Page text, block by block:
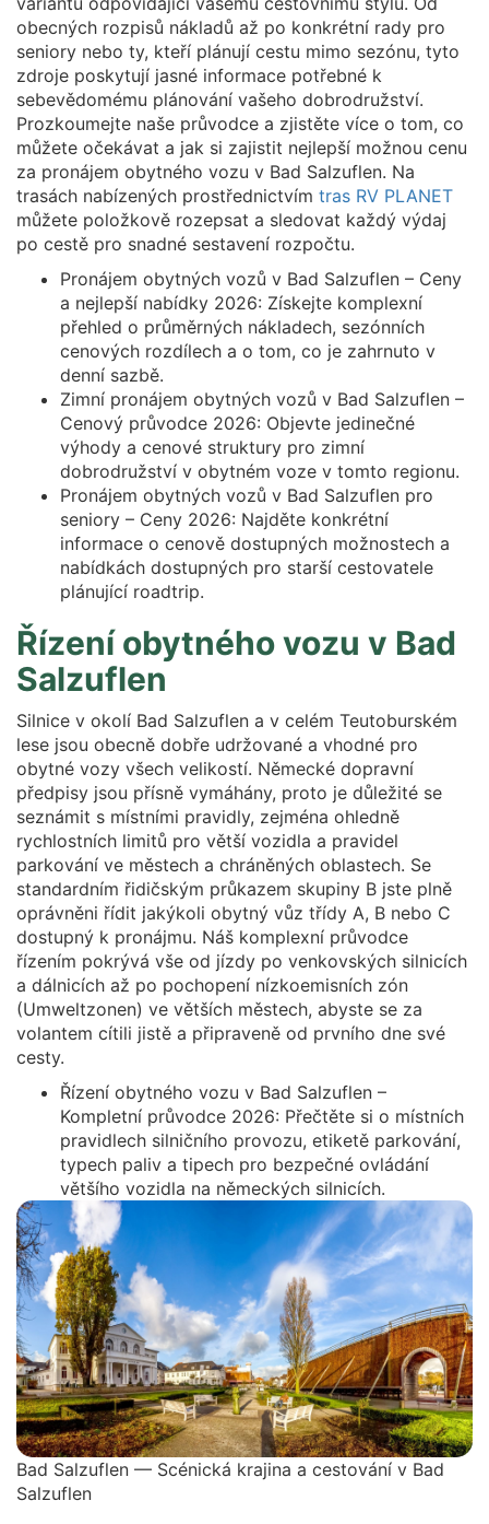
obecných rozpisů nákladů až po konkrétní rady pro
seniory nebo ty, kteří plánují cestu mimo sezónu, tyto
zdroje poskytují jasné informace potřebné k
sebevědomému plánování vašeho dobrodružství.
Prozkoumejte naše průvodce a zjistěte více o tom, co
můžete očekávat a jak si zajistit nejlepší možnou cenu
za pronájem obytného vozu v Bad Salzuflen. Na
trasách nabízených prostřednictvím tras RV PLANET
můžete položkově rozepsat a sledovat každý výdaj
po cestě pro snadné sestavení rozpočtu.
Pronájem obytných vozů v Bad Salzuflen – Ceny
a nejlepší nabídky 2026: Získejte komplexní
přehled o průměrných nákladech, sezónních
cenových rozdílech a o tom, co je zahrnuto v
denní sazbě.
Zimní pronájem obytných vozů v Bad Salzuflen –
Cenový průvodce 2026: Objevte jedinečné
výhody a cenové struktury pro zimní
dobrodružství v obytném voze v tomto regionu.
Pronájem obytných vozů v Bad Salzuflen pro
seniory – Ceny 2026: Najděte konkrétní
informace o cenově dostupných možnostech a
nabídkách dostupných pro starší cestovatele
plánující roadtrip.
Řízení obytného vozu v Bad
Salzuflen
Silnice v okolí Bad Salzuflen a v celém Teutoburském
lese jsou obecně dobře udržované a vhodné pro
obytné vozy všech velikostí. Německé dopravní
předpisy jsou přísně vymáhány, proto je důležité se
seznámit s místními pravidly, zejména ohledně
rychlostních limitů pro větší vozidla a pravidel
parkování ve městech a chráněných oblastech. Se
standardním řidičským průkazem skupiny B jste plně
oprávněni řídit jakýkoli obytný vůz třídy A, B nebo C
dostupný k pronájmu. Náš komplexní průvodce
řízením pokrývá vše od jízdy po venkovských silnicích
a dálnicích až po pochopení nízkoemisních zón
(Umweltzonen) ve větších městech, abyste se za
volantem cítili jistě a připraveně od prvního dne své
cesty.
Řízení obytného vozu v Bad Salzuflen –
Kompletní průvodce 2026: Přečtěte si o místních
pravidlech silničního provozu, etiketě parkování,
typech paliv a tipech pro bezpečné ovládání
většího vozidla na německých silnicích.
Bad Salzuflen — Scénická krajina a cestování v Bad
Salzuflen